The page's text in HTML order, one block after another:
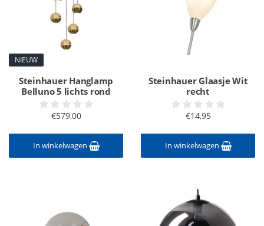
NIEUW
Steinhauer Hanglamp
Belluno 5 lichts rond
€579,00
In winkelwagen
Steinhauer Glaasje Wit
recht
€14,95
In winkelwagen